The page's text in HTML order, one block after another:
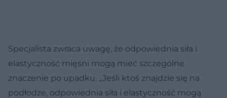
Specjalista zwraca uwagę, że odpowiednia siła i
elastyczność mięśni mogą mieć szczególne
znaczenie po upadku. „Jeśli ktoś znajdzie się na
podłodze, odpowiednia siła i elastyczność mogą